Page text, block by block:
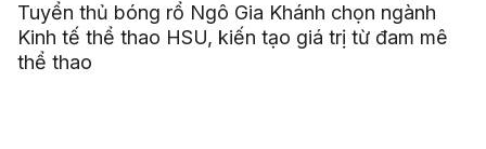
Tuyển thủ bóng rổ Ngô Gia Khánh chọn ngành
Kinh tế thể thao HSU, kiến tạo giá trị từ đam mê
thể thao